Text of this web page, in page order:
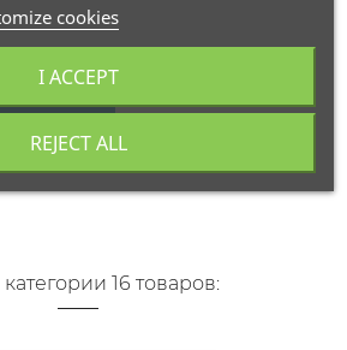
16 товаров:
cookies
REJECT ALL
I ACCEPT